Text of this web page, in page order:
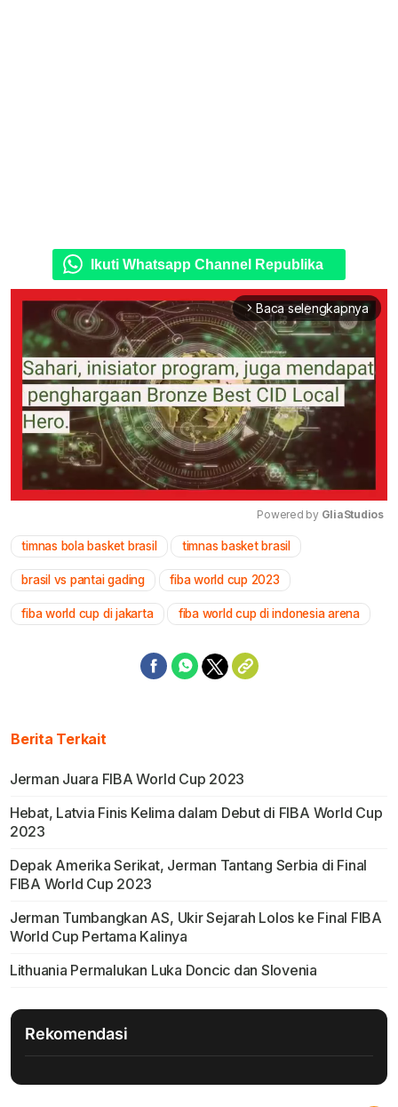
Ikuti Whatsapp Channel Republika
arrow_forward_ios Baca selengkapnya
Powered by GliaStudios
timnas bola basket brasil timnas basket brasil
brasil vs pantai gading fiba world cup 2023
fiba world cup di jakarta fiba world cup di indonesia arena
Berita Terkait
Jerman Juara FIBA World Cup 2023
Hebat, Latvia Finis Kelima dalam Debut di FIBA World Cup
2023
Depak Amerika Serikat, Jerman Tantang Serbia di Final
FIBA World Cup 2023
Jerman Tumbangkan AS, Ukir Sejarah Lolos ke Final FIBA
World Cup Pertama Kalinya
Lithuania Permalukan Luka Doncic dan Slovenia
Rekomendasi